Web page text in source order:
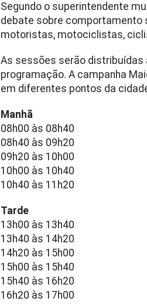
Segundo o superintendente
debate sobre comportamento
motoristas, motociclistas,
As sessões serão distribuídas
programação. A campanha
em diferentes pontos da
Manhã
08h00 às 08h40
08h40 às 09h20
09h20 às 10h00
10h00 às 10h40
10h40 às 11h20
Tarde
13h00 às 13h40
13h40 às 14h20
14h20 às 15h00
15h00 às 15h40
15h40 às 16h20
16h20 às 17h00